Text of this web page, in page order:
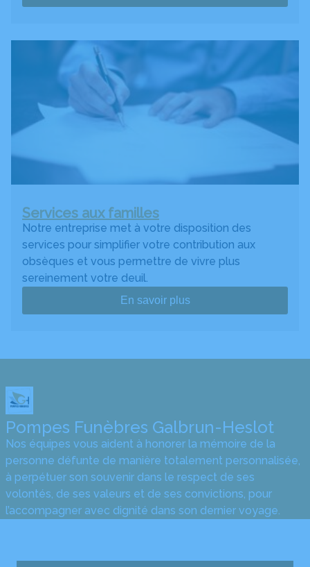
Services aux familles
Notre entreprise met à votre disposition des
services pour simplifier votre contribution aux
obsèques et vous permettre de vivre plus
sereinement votre deuil.
En savoir plus
Pompes Funèbres Galbrun-Heslot
Nos équipes vous aident à honorer la mémoire de la
personne défunte de manière totalement personnalisée,
à perpétuer son souvenir dans le respect de ses
volontés, de ses valeurs et de ses convictions, pour
l’accompagner avec dignité dans son dernier voyage.